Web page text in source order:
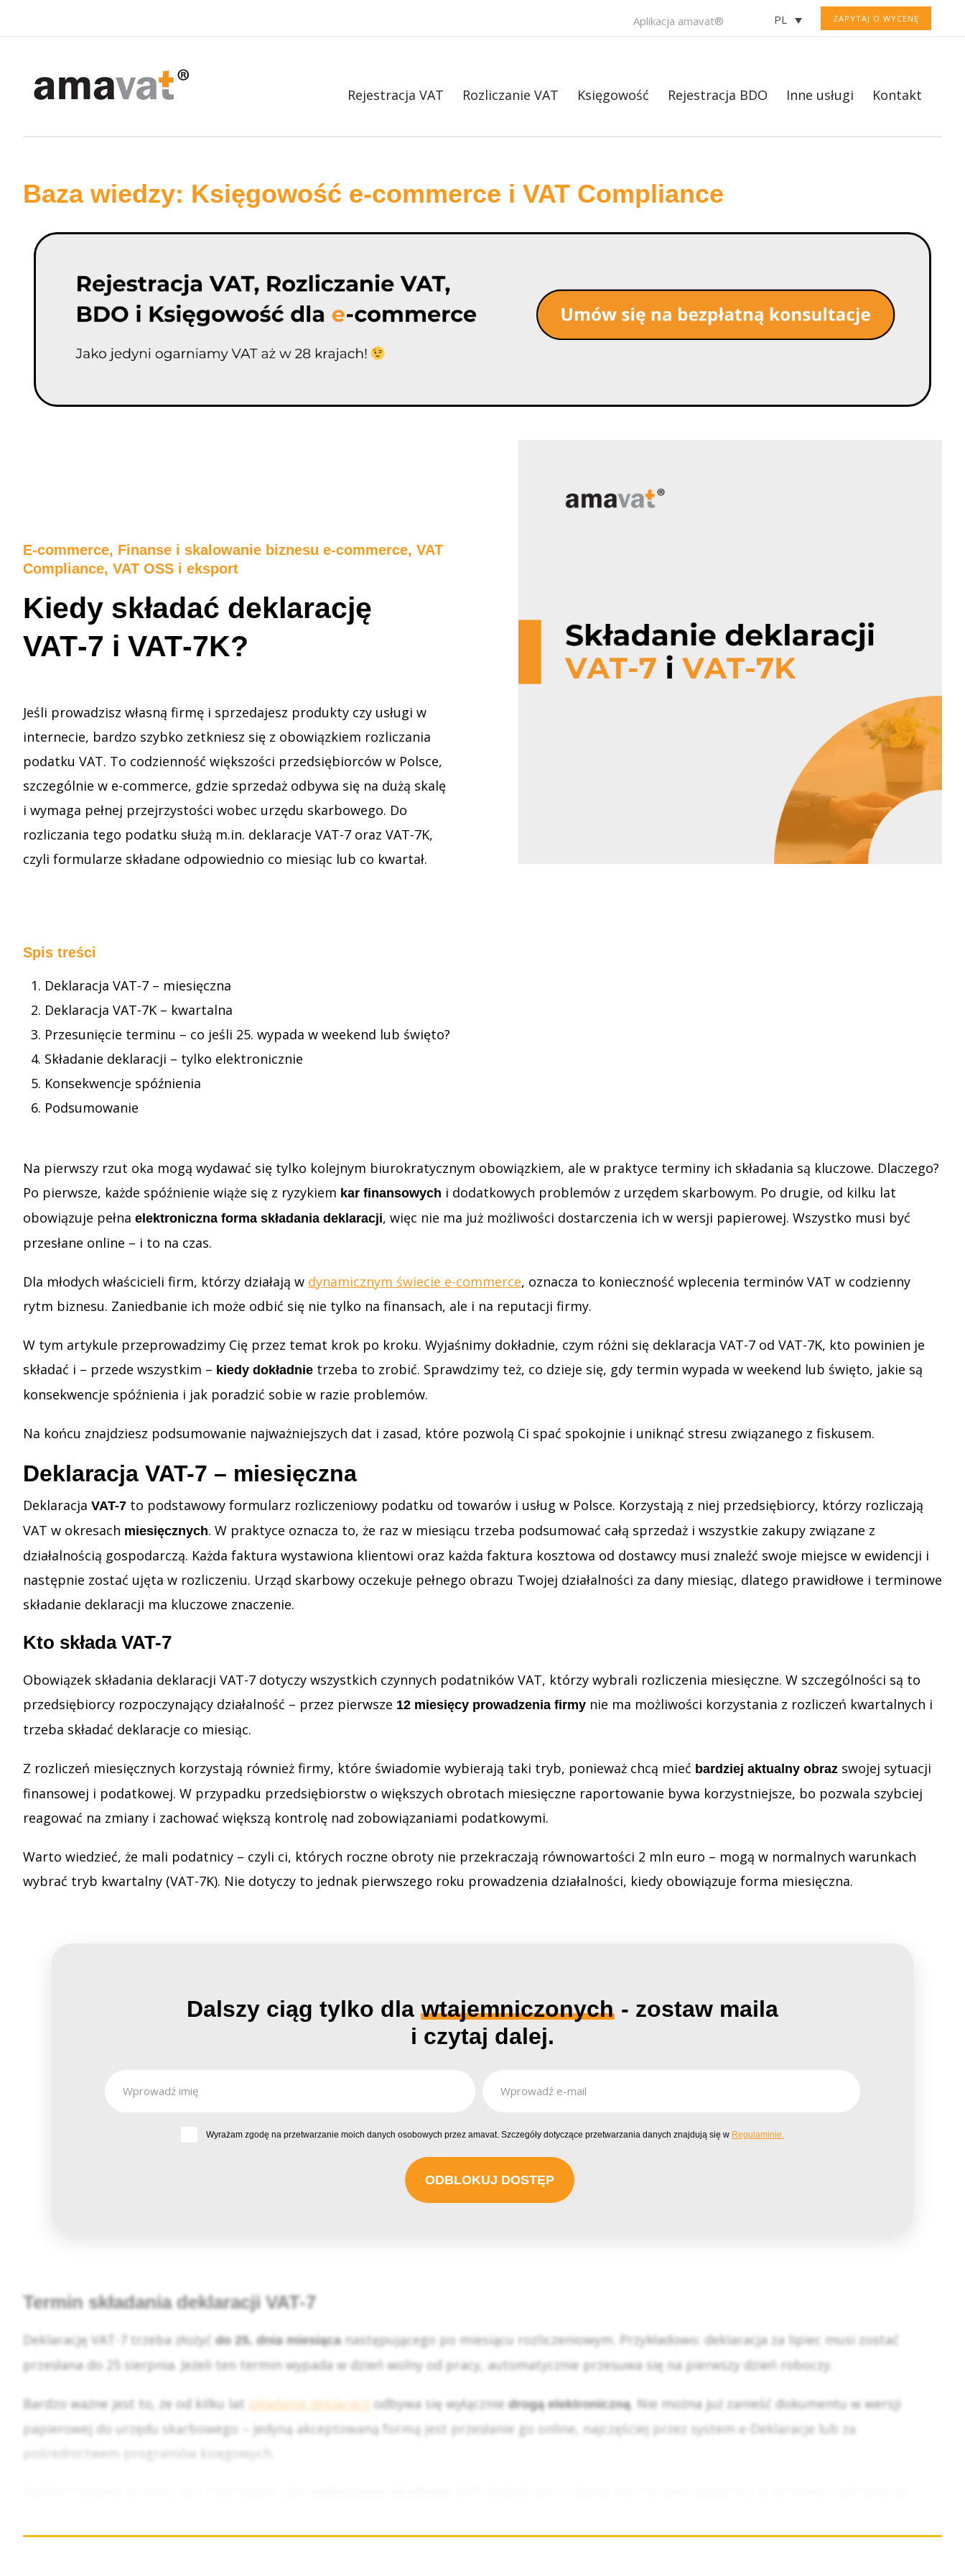
ZAPYTAJ O WYCENĘ
PL
Aplikacja amavat®
Rejestracja VAT Rozliczanie VAT Księgowość Rejestracja BDO Inne usługi Kontakt
Baza wiedzy: Księgowość e-commerce i VAT Compliance
E-commerce, Finanse i skalowanie biznesu e-commerce, VAT
Compliance, VAT OSS i eksport
Kiedy składać deklarację
VAT‑7 i VAT‑7K?
Jeśli prowadzisz własną firmę i sprzedajesz produkty czy usługi w
internecie, bardzo szybko zetkniesz się z obowiązkiem rozliczania
podatku VAT. To codzienność większości przedsiębiorców w Polsce,
szczególnie w e-commerce, gdzie sprzedaż odbywa się na dużą skalę
i wymaga pełnej przejrzystości wobec urzędu skarbowego. Do
rozliczania tego podatku służą m.in. deklaracje VAT-7 oraz VAT-7K,
czyli formularze składane odpowiednio co miesiąc lub co kwartał.
Spis treści
Deklaracja VAT-7 – miesięczna
Deklaracja VAT-7K – kwartalna
Przesunięcie terminu – co jeśli 25. wypada w weekend lub święto?
Składanie deklaracji – tylko elektronicznie
Konsekwencje spóźnienia
Podsumowanie
Na pierwszy rzut oka mogą wydawać się tylko kolejnym biurokratycznym obowiązkiem, ale w praktyce terminy ich składania są kluczowe. Dlaczego?
Po pierwsze, każde spóźnienie wiąże się z ryzykiem kar finansowych i dodatkowych problemów z urzędem skarbowym. Po drugie, od kilku lat
obowiązuje pełna elektroniczna forma składania deklaracji, więc nie ma już możliwości dostarczenia ich w wersji papierowej. Wszystko musi być
przesłane online – i to na czas.
Dla młodych właścicieli firm, którzy działają w dynamicznym świecie e-commerce, oznacza to konieczność wplecenia terminów VAT w codzienny
rytm biznesu. Zaniedbanie ich może odbić się nie tylko na finansach, ale i na reputacji firmy.
W tym artykule przeprowadzimy Cię przez temat krok po kroku. Wyjaśnimy dokładnie, czym różni się deklaracja VAT-7 od VAT-7K, kto powinien je
składać i – przede wszystkim – kiedy dokładnie trzeba to zrobić. Sprawdzimy też, co dzieje się, gdy termin wypada w weekend lub święto, jakie są
konsekwencje spóźnienia i jak poradzić sobie w razie problemów.
Na końcu znajdziesz podsumowanie najważniejszych dat i zasad, które pozwolą Ci spać spokojnie i uniknąć stresu związanego z fiskusem.
Deklaracja VAT-7 – miesięczna
Deklaracja VAT-7 to podstawowy formularz rozliczeniowy podatku od towarów i usług w Polsce. Korzystają z niej przedsiębiorcy, którzy rozliczają
VAT w okresach miesięcznych. W praktyce oznacza to, że raz w miesiącu trzeba podsumować całą sprzedaż i wszystkie zakupy związane z
działalnością gospodarczą. Każda faktura wystawiona klientowi oraz każda faktura kosztowa od dostawcy musi znaleźć swoje miejsce w ewidencji i
następnie zostać ujęta w rozliczeniu. Urząd skarbowy oczekuje pełnego obrazu Twojej działalności za dany miesiąc, dlatego prawidłowe i terminowe
składanie deklaracji ma kluczowe znaczenie.
Kto składa VAT-7
Obowiązek składania deklaracji VAT-7 dotyczy wszystkich czynnych podatników VAT, którzy wybrali rozliczenia miesięczne. W szczególności są to
przedsiębiorcy rozpoczynający działalność – przez pierwsze 12 miesięcy prowadzenia firmy nie ma możliwości korzystania z rozliczeń kwartalnych i
trzeba składać deklaracje co miesiąc.
Z rozliczeń miesięcznych korzystają również firmy, które świadomie wybierają taki tryb, ponieważ chcą mieć bardziej aktualny obraz swojej sytuacji
finansowej i podatkowej. W przypadku przedsiębiorstw o większych obrotach miesięczne raportowanie bywa korzystniejsze, bo pozwala szybciej
reagować na zmiany i zachować większą kontrolę nad zobowiązaniami podatkowymi.
Warto wiedzieć, że mali podatnicy – czyli ci, których roczne obroty nie przekraczają równowartości 2 mln euro – mogą w normalnych warunkach
wybrać tryb kwartalny (VAT-7K). Nie dotyczy to jednak pierwszego roku prowadzenia działalności, kiedy obowiązuje forma miesięczna.
Dalszy ciąg tylko dlawtajemniczonych- zostaw maila
i czytaj dalej.
Wyrażam zgodę na przetwarzanie moich danych osobowych przez amavat. Szczegóły dotyczące przetwarzania danych znajdują się w Regulaminie.
ODBLOKUJ DOSTĘP
Termin składania deklaracji VAT-7
Deklarację VAT-7 trzeba złożyćdo 25. dnia miesiącanastępującego po miesiącu rozliczeniowym. Przykładowo: deklaracja za lipiec musi zostać
przesłana do 25 sierpnia. Jeżeli ten termin wypada w dzień wolny od pracy, automatycznie przesuwa się na pierwszy dzień roboczy.
Bardzo ważne jest to, że od kilku lat składanie deklaracji odbywa się wyłączniedrogą elektroniczną. Nie można już zanieść dokumentu w wersji
papierowej do urzędu skarbowego – jedyną akceptowaną formą jest przesłanie go online, najczęściej przez system e-Deklaracje lub za
pośrednictwem programów księgowych.
się wysyłki zamówień czy obsługi klientów. Dobrym rozwiązaniem jest ustawienie przypomnień w kalendarzu albo korzystanie z oprogramowania